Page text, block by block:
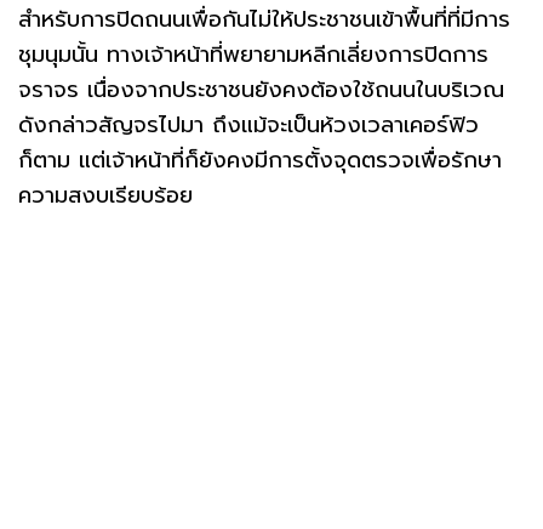
สำหรับการปิดถนนเพื่อกันไม่ให้ประชาชนเข้าพื้นที่ที่มีการ
ชุมนุมนั้น ทางเจ้าหน้าที่พยายามหลีกเลี่ยงการปิดการ
จราจร เนื่องจากประชาชนยังคงต้องใช้ถนนในบริเวณ
ดังกล่าวสัญจรไปมา ถึงแม้จะเป็นห้วงเวลาเคอร์ฟิว
ก็ตาม แต่เจ้าหน้าที่ก็ยังคงมีการตั้งจุดตรวจเพื่อรักษา
ความสงบเรียบร้อย